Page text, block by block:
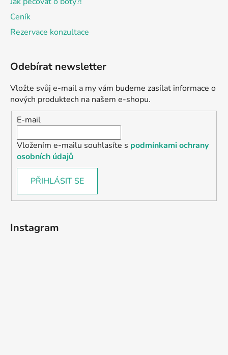
Ceník
Rezervace konzultace
Odebírat newsletter
Vložte svůj e-mail a my vám budeme zasílat informace o
nových produktech na našem e-shopu.
E-mail
Vložením e-mailu souhlasíte s podmínkami ochrany
osobních údajů
PŘIHLÁSIT SE
Instagram